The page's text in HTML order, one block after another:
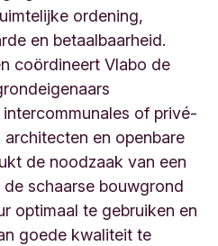
ordening,
en betaalbaarheid.
coördineert Vlabo de
of privé-
architecten en openbare
de noodzaak van een
schaarse bouwgrond
optimaal te gebruiken en
goede kwaliteit te